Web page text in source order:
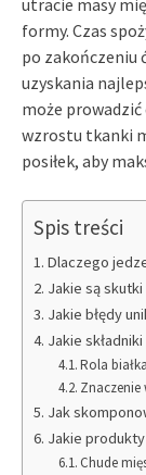
formy. Czas
po zakończeniu
uzyskania
może
wzrostu tkanki
posiłek, aby
Spis treści
Dlaczego
Jakie są
Jakie błędy
Jakie
Rola
Jak
Jakie
Chude